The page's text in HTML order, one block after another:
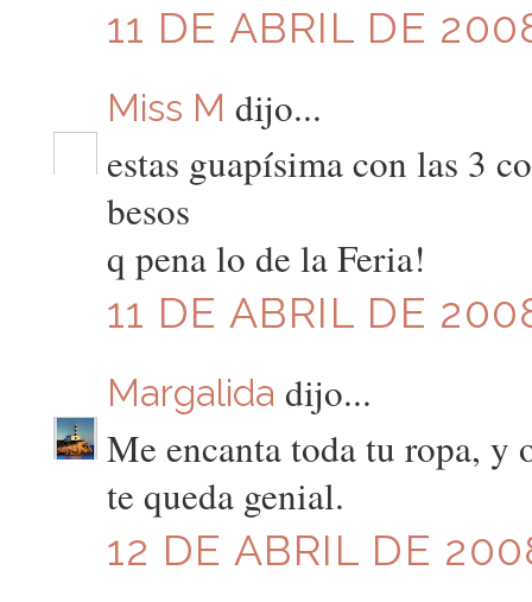
11 DE ABRIL DE
Miss M dijo...
estas guapísima con las 3
besos
q pena lo de la Feria!
11 DE ABRIL DE
Margalida dijo...
Me encanta toda tu ropa, y
te queda genial.
12 DE ABRIL DE